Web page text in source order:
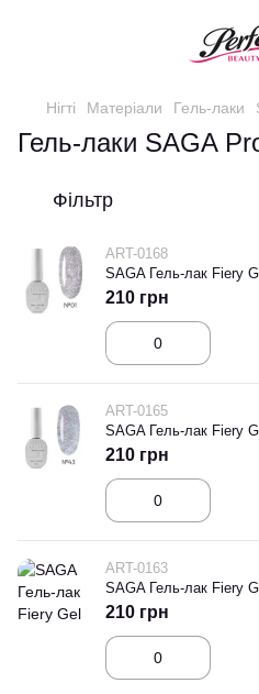
Нігті Матеріали Гель-лаки
Гель-лаки SAGA
Фільтр
ART-0168
SAGA Гель-лак Fiery
210 грн
ART-0165
SAGA Гель-лак Fiery
210 грн
ART-0163
SAGA Гель-лак Fiery
210 грн